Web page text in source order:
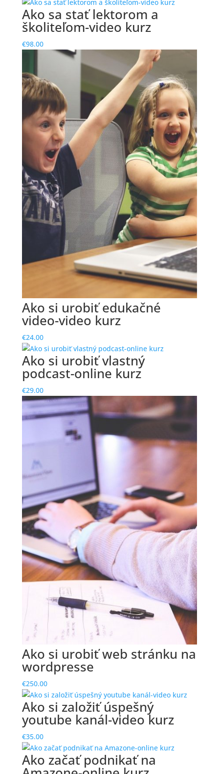
Ako sa stať lektorom a
školiteľom-video kurz
€98.00
Ako si urobiť edukačné
video-video kurz
€24.00
Ako si urobiť vlastný
podcast-online kurz
€29.00
Ako si urobiť web stránku na
wordpresse
€250.00
Ako si založiť úspešný
youtube kanál-video kurz
€35.00
Ako začať podnikať na